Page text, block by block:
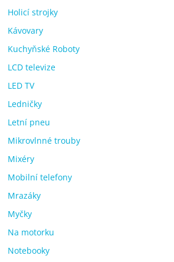
Holicí strojky
Kávovary
Kuchyňské Roboty
LCD televize
LED TV
Ledničky
Letní pneu
Mikrovlnné trouby
Mixéry
Mobilní telefony
Mrazáky
Myčky
Na motorku
Notebooky